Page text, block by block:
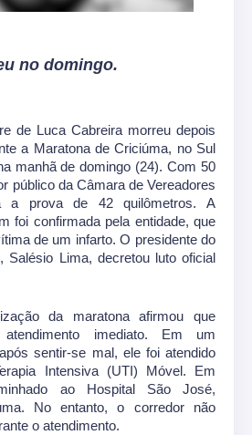
no domingo.
de Luca Cabreira morreu depois
a Maratona de Criciúma, no Sul
manhã de domingo (24). Com 50
público da Câmara de Vereadores
a prova de 42 quilômetros. A
foi confirmada pela entidade, que
de um infarto. O presidente do
Salésio Lima, decretou luto oficial
da maratona afirmou que
atendimento imediato. Em um
sentir-se mal, ele foi atendido
Intensiva (UTI) Móvel. Em
ao Hospital São José,
No entanto, o corredor não
o atendimento.